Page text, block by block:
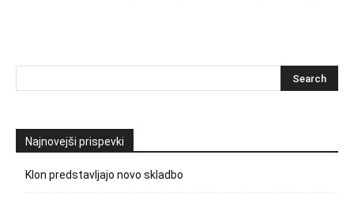
Najnovejši prispevki
Klon predstavljajo novo skladbo